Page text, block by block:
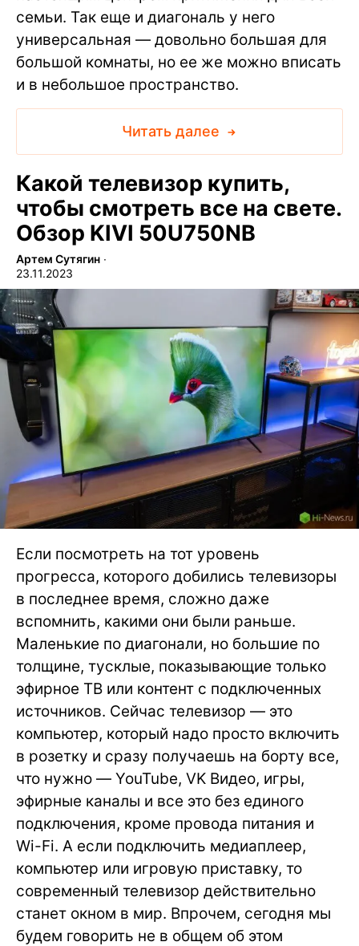
семьи. Так еще и диагональ у него
универсальная — довольно большая для
большой комнаты, но ее же можно вписать
и в небольшое пространство.
Читать далее
Какой телевизор купить,
чтобы смотреть все на свете.
Обзор KIVI 50U750NB
Артем Сутягин ∙
23.11.2023
Если посмотреть на тот уровень
прогресса, которого добились телевизоры
в последнее время, сложно даже
вспомнить, какими они были раньше.
Маленькие по диагонали, но большие по
толщине, тусклые, показывающие только
эфирное ТВ или контент с подключенных
источников. Сейчас телевизор — это
компьютер, который надо просто включить
в розетку и сразу получаешь на борту все,
что нужно — YouTube, VK Видео, игры,
эфирные каналы и все это без единого
подключения, кроме провода питания и
Wi-Fi. А если подключить медиаплеер,
компьютер или игровую приставку, то
современный телевизор действительно
станет окном в мир. Впрочем, сегодня мы
будем говорить не в общем об этом